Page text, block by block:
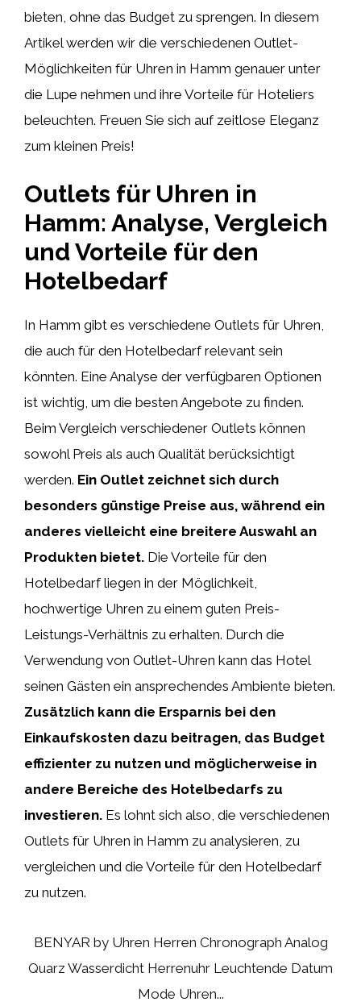
bieten, ohne das Budget zu sprengen. In diesem
Artikel werden wir die verschiedenen Outlet-
Möglichkeiten für Uhren in Hamm genauer unter
die Lupe nehmen und ihre Vorteile für Hoteliers
beleuchten. Freuen Sie sich auf zeitlose Eleganz
zum kleinen Preis!
Outlets für Uhren in
Hamm: Analyse, Vergleich
und Vorteile für den
Hotelbedarf
In Hamm gibt es verschiedene Outlets für Uhren,
die auch für den Hotelbedarf relevant sein
könnten. Eine Analyse der verfügbaren Optionen
ist wichtig, um die besten Angebote zu finden.
Beim Vergleich verschiedener Outlets können
sowohl Preis als auch Qualität berücksichtigt
werden. Ein Outlet zeichnet sich durch
besonders günstige Preise aus, während ein
anderes vielleicht eine breitere Auswahl an
Produkten bietet. Die Vorteile für den
Hotelbedarf liegen in der Möglichkeit,
hochwertige Uhren zu einem guten Preis-
Leistungs-Verhältnis zu erhalten. Durch die
Verwendung von Outlet-Uhren kann das Hotel
seinen Gästen ein ansprechendes Ambiente bieten.
Zusätzlich kann die Ersparnis bei den
Einkaufskosten dazu beitragen, das Budget
effizienter zu nutzen und möglicherweise in
andere Bereiche des Hotelbedarfs zu
investieren. Es lohnt sich also, die verschiedenen
Outlets für Uhren in Hamm zu analysieren, zu
vergleichen und die Vorteile für den Hotelbedarf
zu nutzen.
BENYAR by Uhren Herren Chronograph Analog
Quarz Wasserdicht Herrenuhr Leuchtende Datum
Mode Uhren...